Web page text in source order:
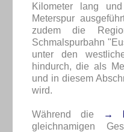
Kilometer lang
Meterspur
zudem die
Schmalspurbahn
unter den
hindurch, die als
und in diesem
wird.
Während die →
gleichnamigen